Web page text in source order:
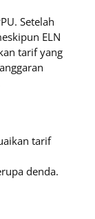
Setelah
ELN
tarif yang
tarif
denda.